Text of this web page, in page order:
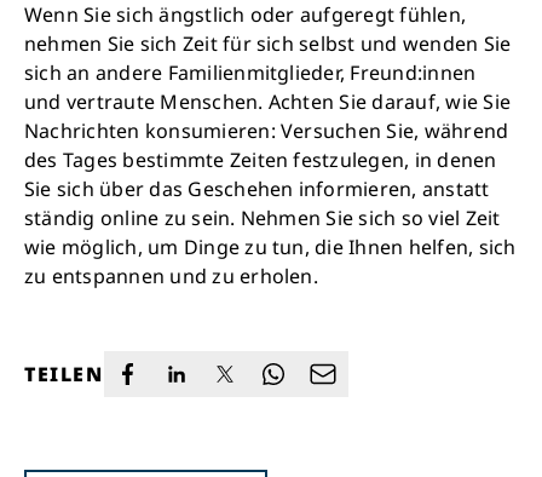
Wenn Sie sich ängstlich oder aufgeregt fühlen,
nehmen Sie sich Zeit für sich selbst und wenden Sie
sich an andere Familienmitglieder, Freund:innen
und vertraute Menschen. Achten Sie darauf, wie Sie
Nachrichten konsumieren: Versuchen Sie, während
des Tages bestimmte Zeiten festzulegen, in denen
Sie sich über das Geschehen informieren, anstatt
ständig online zu sein. Nehmen Sie sich so viel Zeit
wie möglich, um Dinge zu tun, die Ihnen helfen, sich
zu entspannen und zu erholen.
TEILEN